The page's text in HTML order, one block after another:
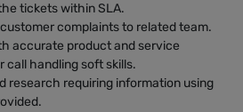
tickets within SLA.
complaints to related team.
accurate product and service
call handling soft skills.
research requiring information using